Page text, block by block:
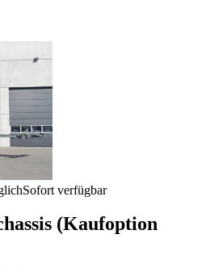
Sofort verfügbar
(Kaufoption